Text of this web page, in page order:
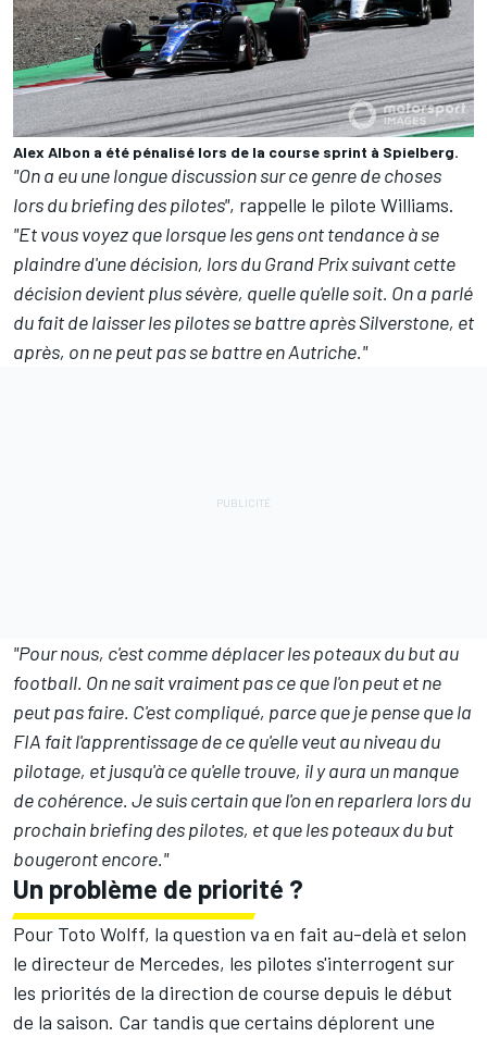
Alex Albon a été pénalisé lors de la course sprint à Spielberg.
"On a eu une longue discussion sur ce genre de choses
lors du briefing des pilotes", rappelle le pilote Williams.
"Et vous voyez que lorsque les gens ont tendance à se
plaindre d'une décision, lors du Grand Prix suivant cette
décision devient plus sévère, quelle qu'elle soit. On a parlé
du fait de laisser les pilotes se battre après Silverstone, et
après, on ne peut pas se battre en Autriche."
"Pour nous, c'est comme déplacer les poteaux du but au
football. On ne sait vraiment pas ce que l'on peut et ne
peut pas faire. C'est compliqué, parce que je pense que la
FIA fait l'apprentissage de ce qu'elle veut au niveau du
pilotage, et jusqu'à ce qu'elle trouve, il y aura un manque
de cohérence. Je suis certain que l'on en reparlera lors du
prochain briefing des pilotes, et que les poteaux du but
bougeront encore."
Un problème de priorité ?
Pour Toto Wolff, la question va en fait au-delà et selon
le directeur de Mercedes, les pilotes s'interrogent sur
les priorités de la direction de course depuis le début
de la saison. Car tandis que certains déplorent une